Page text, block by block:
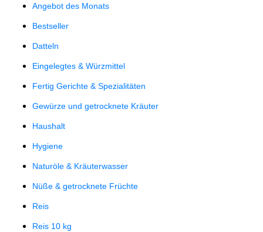
Angebot des Monats
Bestseller
Datteln
Eingelegtes & Würzmittel
Fertig Gerichte & Spezialitäten
Gewürze und getrocknete Kräuter
Haushalt
Hygiene
Naturöle & Kräuterwasser
Nüße & getrocknete Früchte
Reis
Reis 10 kg